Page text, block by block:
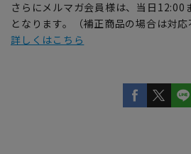
さらにメルマガ会員様は、当日12:00
となります。（補正商品の場合は対応
詳しくはこちら